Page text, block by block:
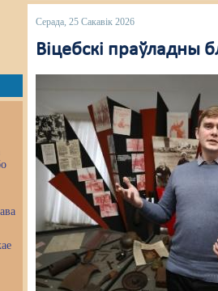
Серада, 25 Сакавік 2026
Віцебскі праўладны